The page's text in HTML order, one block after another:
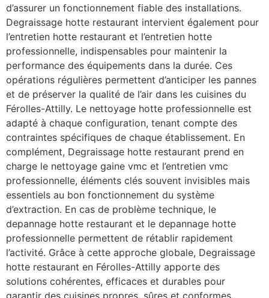
d’assurer un fonctionnement fiable des installations.
Degraissage hotte restaurant intervient également pour
l’entretien hotte restaurant et l’entretien hotte
professionnelle, indispensables pour maintenir la
performance des équipements dans la durée. Ces
opérations régulières permettent d’anticiper les pannes
et de préserver la qualité de l’air dans les cuisines du
Férolles-Attilly. Le nettoyage hotte professionnelle est
adapté à chaque configuration, tenant compte des
contraintes spécifiques de chaque établissement. En
complément, Degraissage hotte restaurant prend en
charge le nettoyage gaine vmc et l’entretien vmc
professionnelle, éléments clés souvent invisibles mais
essentiels au bon fonctionnement du système
d’extraction. En cas de problème technique, le
depannage hotte restaurant et le depannage hotte
professionnelle permettent de rétablir rapidement
l’activité. Grâce à cette approche globale, Degraissage
hotte restaurant en Férolles-Attilly apporte des
solutions cohérentes, efficaces et durables pour
garantir des cuisines propres, sûres et conformes.